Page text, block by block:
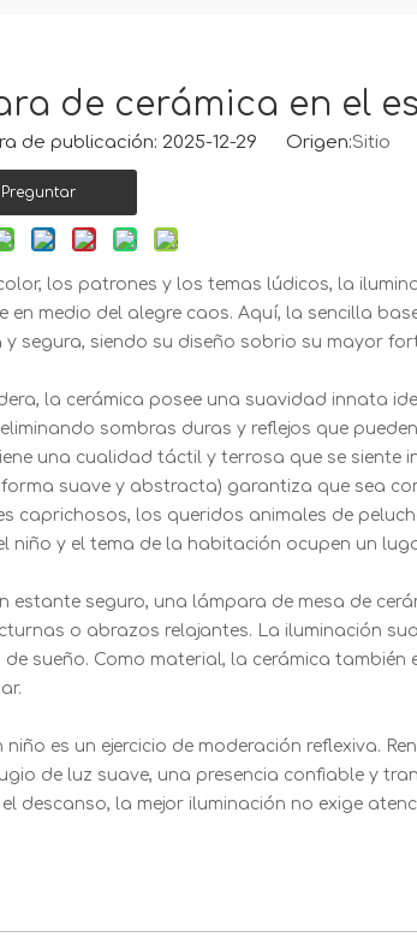
de cerámica en el
publicación: 2025-12-29 Origen:Sitio
Preguntar
los patrones y los temas lúdicos, la
medio del alegre caos. Aquí, la sencilla
segura, siendo su diseño sobrio su mayor
la cerámica posee una suavidad innata
sombras duras y reflejos que
una cualidad táctil y terrosa que se siente
suave y abstracta) garantiza que sea
caprichosos, los queridos animales de
y el tema de la habitación ocupen un
seguro, una lámpara de mesa de
o abrazos relajantes. La iluminación
sueño. Como material, la cerámica también
es un ejercicio de moderación reflexiva.
de luz suave, una presencia confiable y
descanso, la mejor iluminación no exige